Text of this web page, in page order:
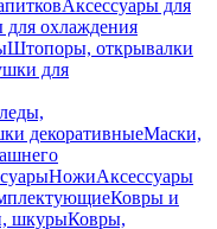
Аксессуары для
для охлаждения
Штопоры, открывалки
для
декоративныеМаски,
НожиАксессуары
Ковры и
шкурыКовры,